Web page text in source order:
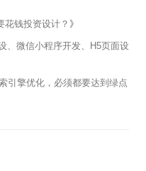
花钱投资设计？ 》
、微信小程序开发、H5页面设
引擎优化，必须都要达到绿点